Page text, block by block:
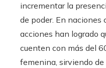
incrementar la
de poder. En naciones
acciones han logrado
cuenten con más del
femenina, sirviendo